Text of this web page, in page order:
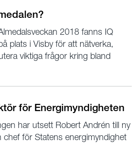
2018 fanns IQ
plats i Visby för att nätverka,
viktiga frågor kring bland
för Energimyndigheten
har utsett Robert Andrén till ny
chef för Statens energimyndighet